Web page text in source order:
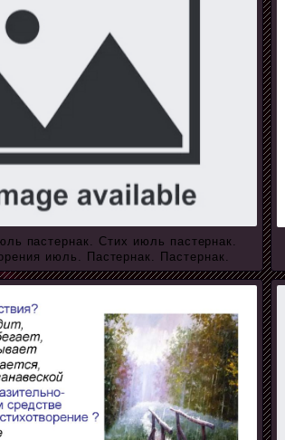
пастернак. Стих июль пастернак.
июль. Пастернак. Пастернак.